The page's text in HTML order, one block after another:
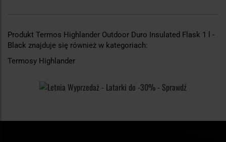
Produkt Termos Highlander Outdoor Duro Insulated Flask 1 l -
Black znajduje się również w kategoriach:
Termosy Highlander